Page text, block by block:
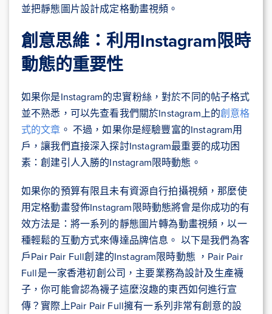
並把靜態圖片設計成定格動畫視頻。
創意思維：利用Instagram限時
動態的重要性
如果你是Instagram的忠實粉絲，對於不同的帖子格式
並不熟悉，可以先查看我們關於Instagram上的創意格
式的文章 。 不過，如果你是經驗豐富的Instagram用
戶，讓我們直接深入探討Instagram最重要的成功困
素：創建引人入勝的Instagram限時動態。
如果你的預算有限且未有資源自行拍攝視頻，那麼使
用定格動畫發佈Instagram限時動態將會是你成功的有
效方法是：將一系列的靜態圖片轉為動畫視頻，以一
種輕鬆的互動方式來傳達品牌信息。 以下是我們為客
戶Pair Pair Full創建的Instagram限時動態 ，Pair Pair
Full是一家香港初創公司，主要業務為設計及生產襪
子，你可能會認為襪子這麼沒趣的東西如何進行宣
傳？實際上Pair Pair Full擁有一系列非常有創意的設